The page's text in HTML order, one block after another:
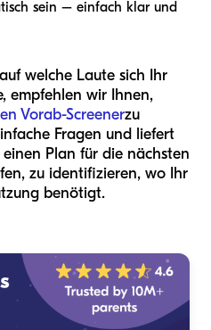
sein – einfach klar und
welche Laute sich Ihr
empfehlen wir Ihnen,
Vorab-Screenerzu
Fragen und liefert
Plan für die nächsten
zu identifizieren, wo Ihr
benötigt.